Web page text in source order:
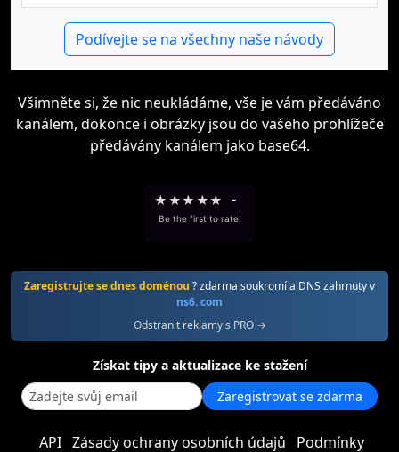
Podívejte se na všechny naše návody
Všimněte si, že nic neukládáme, vše je vám předáváno
kanálem, dokonce i obrázky jsou do vašeho prohlížeče
předávány kanálem jako base64.
★ ★★ ★★ -
Be the first to rate!
Zaregistrujte se dnes doménou ? zdarma soukromí a DNS zahrnuty v
ns6. com
Odstranit reklamy s PRO →
Získat tipy a aktualizace ke stažení
Zaregistrovat se zdarma
API Zásady ochrany osobních údajů Podmínky